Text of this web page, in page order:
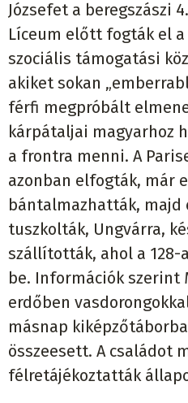
Józsefet a beregszászi
Líceum előtt fogták el
szociális támogatási
akiket sokan
férfi megpróbált
kárpátaljai magyarhoz
a frontra menni. A
azonban elfogták, már
bántalmazhatták, majd
tuszkolták, Ungvárra,
szállították, ahol a 128-
be. Információk szerint
erdőben
másnap
összeesett. A családot
félretájékoztatták